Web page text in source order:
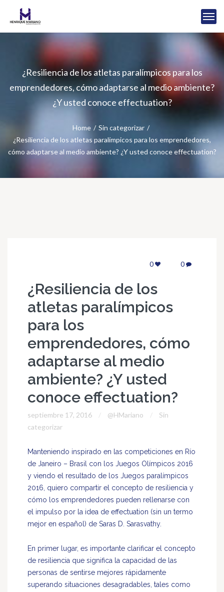
¿Resiliencia de los atletas paralímpicos para los
emprendedores, cómo adaptarse al medio ambiente?
¿Y usted conoce effectuation?
Home
Sin categorizar
¿Resiliencia de los atletas paralímpicos para los emprendedores,
cómo adaptarse al medio ambiente? ¿Y usted conoce effectuation?
0 0
¿Resiliencia de los
atletas paralímpicos
para los
emprendedores, cómo
adaptarse al medio
ambiente? ¿Y usted
conoce effectuation?
septiembre 17, 2016 @HMariano
Sin
categorizar
Manteniendo inspirado en las competiciones en Río
de Janeiro – Brasil con los Juegos Olímpicos 2016
y viendo el resultado de los Juegos paralímpicos
2016, quiero compartir el concepto de resiliencia y
cómo los emprendedores pueden rellenarse con
el impulso por la idea de effectuation (sin un termo
mejor en español) de Saras D. Sarasvathy.
En primer lugar, es importante clarificar el concepto
de resiliencia que significa la capacidad de las
personas de sentirse mejores rápidamente
superando situaciones desagradables, tales como